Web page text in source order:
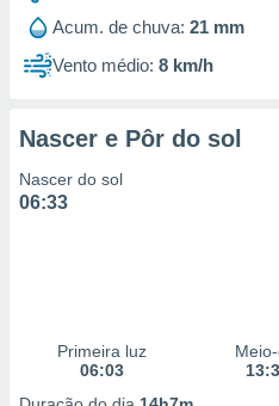
Acum. de chuva: 21 mm
Vento médio: 8 km/h
Nascer e Pôr do sol
Nascer do sol
06:33
Primeira luz
06:03